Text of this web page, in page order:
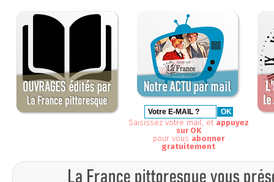
Saisissez votre mail, et appuyez
sur OK
pour vous abonner
gratuitement